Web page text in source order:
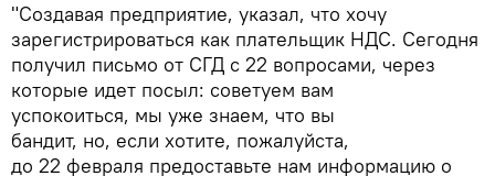
"Создавая предприятие, указал, что хочу
зарегистрироваться как плательщик НДС. Сегодня
получил письмо от СГД с 22 вопросами, через
которые идет посыл: советуем вам
успокоиться, мы уже знаем, что вы
бандит, но, если хотите, пожалуйста,
до 22 февраля предоставьте нам информацию о